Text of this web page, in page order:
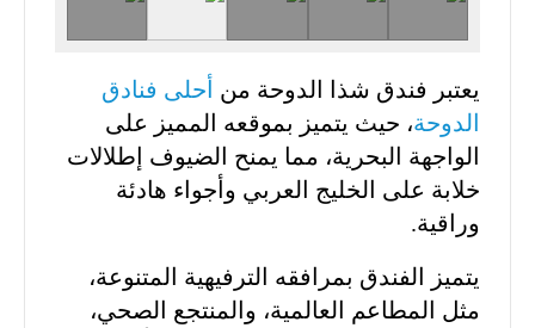
يعتبر فندق شذا الدوحة من أحلى فنادق
الدوحة، حيث يتميز بموقعه المميز على
الواجهة البحرية، مما يمنح الضيوف إطلالات
خلابة على الخليج العربي وأجواء هادئة
وراقية.
يتميز الفندق بمرافقه الترفيهية المتنوعة،
مثل المطاعم العالمية، والمنتجع الصحي،